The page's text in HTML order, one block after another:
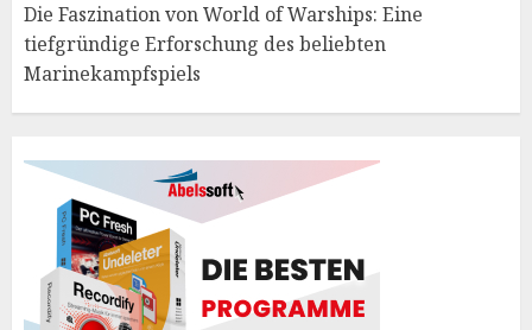
Die Faszination von World of Warships: Eine
tiefgründige Erforschung des beliebten
Marinekampfspiels